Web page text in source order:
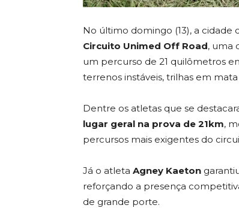
No último domingo (13), a cidade
Circuito Unimed Off Road, uma
um percurso de 21 quilômetros
terrenos instáveis, trilhas em
Dentre os atletas que se
lugar geral na prova de 21km,
percursos mais exigentes do
Já o atleta Agney Kaeton
reforçando a presença
de grande porte.